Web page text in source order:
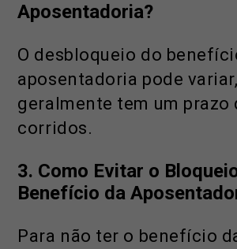
Aposentadoria?
O desbloqueio do
aposentadoria pode
geralmente tem um prazo
corridos.
3. Como Evitar o
Benefício da
Para não ter o benefício